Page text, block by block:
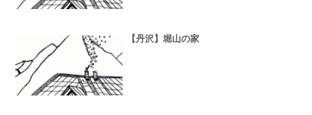
【丹沢】堀山の家